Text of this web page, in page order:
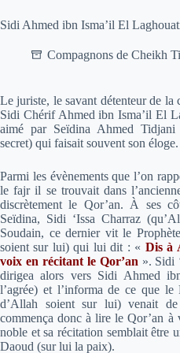
Sidi Ahmed ibn Isma’il El
Compagnons de Cheikh
Le juriste, le savant détenteur de la
Sidi Chérif Ahmed ibn Isma’il El
aimé par Seïdina Ahmed
secret) qui faisait souvent son éloge.
Parmi les évènements que l’on
le fajr il se trouvait dans
discrètement le Qor’an. À ses
Seïdina, Sidi ‘Issa Charraz
Soudain, ce dernier vit le
soient sur lui) qui lui dit : « Dis à
voix en récitant le Qor’an ». Sidi
dirigea alors vers Sidi Ahmed
l’agrée) et l’informa de ce que
d’Allah soient sur lui) venait
commença donc à lire le Qor’an à
noble et sa récitation semblait être
Daoud (sur lui la paix).